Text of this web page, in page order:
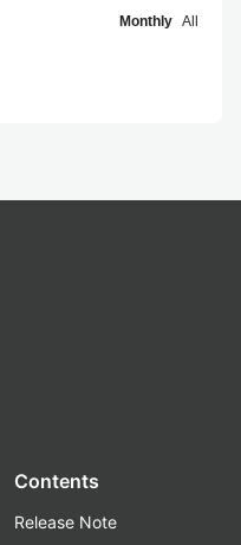
Monthly All
Contents
Release Note